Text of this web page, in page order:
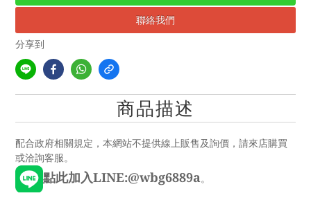
聯絡我們
分享到
商品描述
配合政府相關規定，本網站不提供線上販售及詢價，請來店購買
或洽詢客服。
點此加入LINE:@wbg6889a。